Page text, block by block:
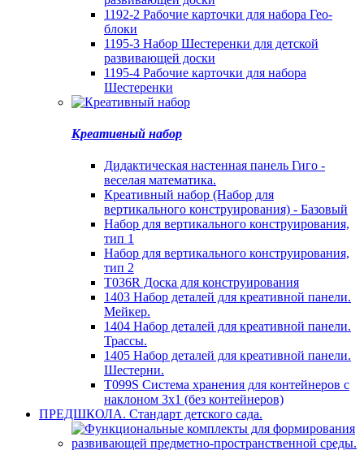
1192-2 Рабочие карточки для набора Гео-
блоки
1195-3 Набор Шестеренки для детской
развивающей доски
1195-4 Рабочие карточки для набора
Шестеренки
Креативный набор
Дидактическая настенная панель Гиго -
веселая математика.
Креативный набор (Набор для
вертикального конструирования) - Базовый
Набор для вертикального конструирования,
тип 1
Набор для вертикального конструирования,
тип 2
T036R Доска для конструирования
1403 Набор деталей для креативной панели.
Мейкер.
1404 Набор деталей для креативной панели.
Трассы.
1405 Набор деталей для креативной панели.
Шестерни.
T099S Система хранения для контейнеров с
наклоном 3х1 (без контейнеров)
ПРЕДШКОЛА. Стандарт детского сада.